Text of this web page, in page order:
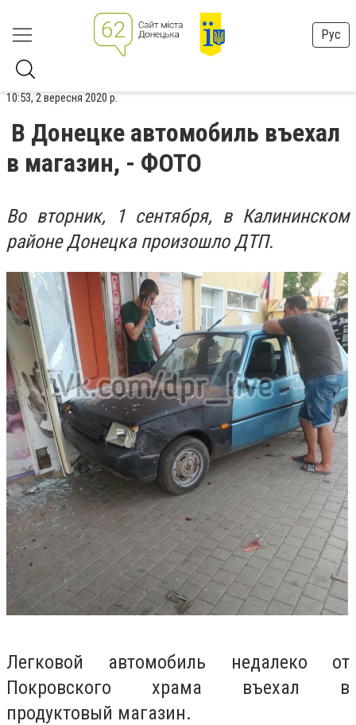
Рус
10:53, 2 вересня 2020 р.
В Донецке автомобиль въехал
в магазин, - ФОТО
Во вторник, 1 сентября, в Калининском
районе Донецка произошло ДТП.
Легковой автомобиль недалеко от
Покровского храма въехал в
продуктовый магазин.